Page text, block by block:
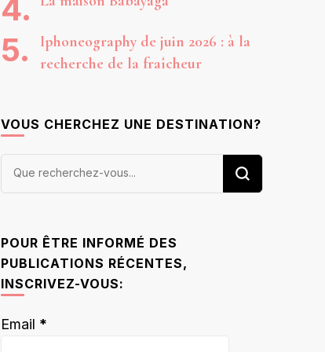
Iphoneography de juin 2026 : à la
recherche de la fraîcheur
VOUS CHERCHEZ UNE DESTINATION?
Vous
POUR ÊTRE INFORMÉ DES
PUBLICATIONS RÉCENTES,
INSCRIVEZ-VOUS:
Email *